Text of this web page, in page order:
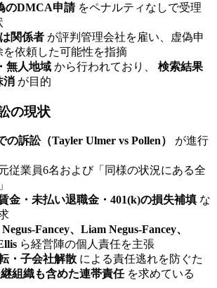
のDMCA申請をペナルティなしで受理
関係者 が評判管理会社を雇い、虚偽申
を依頼した可能性を指摘
無人地域 から行われており、 検索結果
消 が目的
の現状
訴訟（Tayler Ulmer vs Pollen）
が進行
従業員6名および「同様の状況にある全
金・未払い退職金・401(k)の損失補填 な
Fancey、Liam Negus-Fancey、
ら経営陣の個人責任を主張
・子会社解散 による責任逃れを防ぐた
組織も含めた連帯責任を求めている